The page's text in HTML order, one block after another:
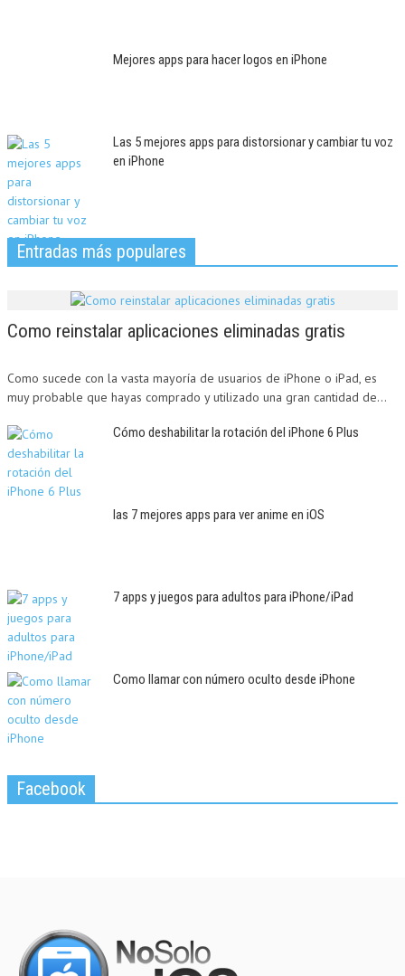
Mejores apps para hacer logos en iPhone
Las 5 mejores apps para distorsionar y cambiar tu voz
en iPhone
Entradas más populares
Como reinstalar aplicaciones eliminadas gratis
Como sucede con la vasta mayoría de usuarios de iPhone o iPad, es
muy probable que hayas comprado y utilizado una gran cantidad de...
Cómo deshabilitar la rotación del iPhone 6 Plus
las 7 mejores apps para ver anime en iOS
7 apps y juegos para adultos para iPhone/iPad
Como llamar con número oculto desde iPhone
Facebook